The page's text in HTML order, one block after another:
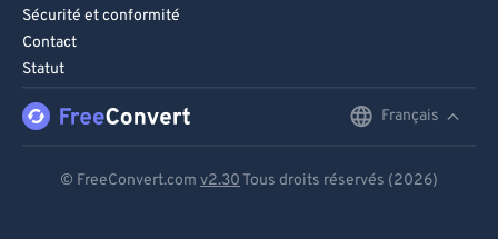
Sécurité et conformité
Contact
Statut
Français
© FreeConvert.com v2.30 Tous droits réservés (2026)